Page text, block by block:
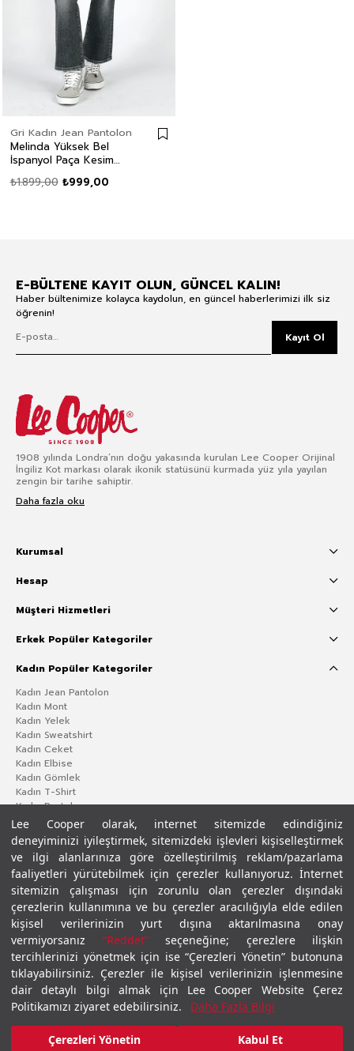
Lee Cooper olarak, internet sitemizde edindiğiniz
deneyiminizi iyileştirmek, sitemizdeki işlevleri kişiselleştirmek
ve ilgi alanlarınıza göre özelleştirilmiş reklam/pazarlama
faaliyetleri yürütebilmek için çerezler kullanıyoruz. İnternet
sitemizin çalışması için zorunlu olan çerezler dışındaki
çerezlerin kullanımına ve bu çerezler aracılığıyla elde edilen
kişisel verilerinizin yurt dışına aktarılmasına onay
vermiyorsanız “Reddet”seçeneğine; çerezlere ilişkin
tercihlerinizi yönetmek için ise “Çerezleri Yönetin” butonuna
tıklayabilirsiniz. Çerezler ile kişisel verilerinizin işlenmesine
dair detaylı bilgi almak için Lee Cooper Website Çerez
Politikamızı ziyaret edebilirsiniz.
Daha Fazla Bilgi
Çerezleri Yönetin Kabul Et
Gri Kadın Jean Pantolon
Melinda Yüksek Bel
İspanyol Paça Kesim
Anthracite Kadın Jean
₺999,00
₺1.899,00
E-BÜLTENE KAYIT OLUN, GÜNCEL KALIN!
Haber bültenimize kolayca kaydolun, en güncel haberlerimizi ilk siz
öğrenin!
Kayıt Ol
1908 yılında Londra’nın doğu yakasında kurulan Lee Cooper Orijinal
İngiliz Kot markası olarak ikonik statüsünü kurmada yüz yıla yayılan
zengin bir tarihe sahiptir.
Daha fazla oku
Kurumsal
Hesap
Müşteri Hizmetleri
Erkek Popüler Kategoriler
Kadın Popüler Kategoriler
Kadın Jean Pantolon
Kadın Mont
Kadın Yelek
Kadın Sweatshirt
Kadın Ceket
Kadın Elbise
Kadın Gömlek
Kadın T-Shirt
Kadın Pantolon
Gizlilik PolitikasıÇerez PolitikasıKVKK Aydınlatma MetniŞartlar ve Koşullar
© 2026 Leecooper - Tüm Hakları Saklıdır.